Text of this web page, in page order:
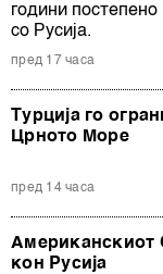
години
со Русија.
пред 17 часа
Турција го
Црното Море
пред 14 часа
Американскиот
кон Русија